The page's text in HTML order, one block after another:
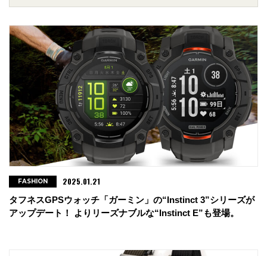
タフネスGPSウォッチ「ガーミン」の“Instinct 3”シリーズが
アップデート！ よりリーズナブルな“Instinct E”も登場。
FASHION 2025.01.21